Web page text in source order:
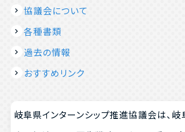
協議会について
各種書類
過去の情報
おすすめリンク
岐阜県インターンシップ推進協議会は、岐